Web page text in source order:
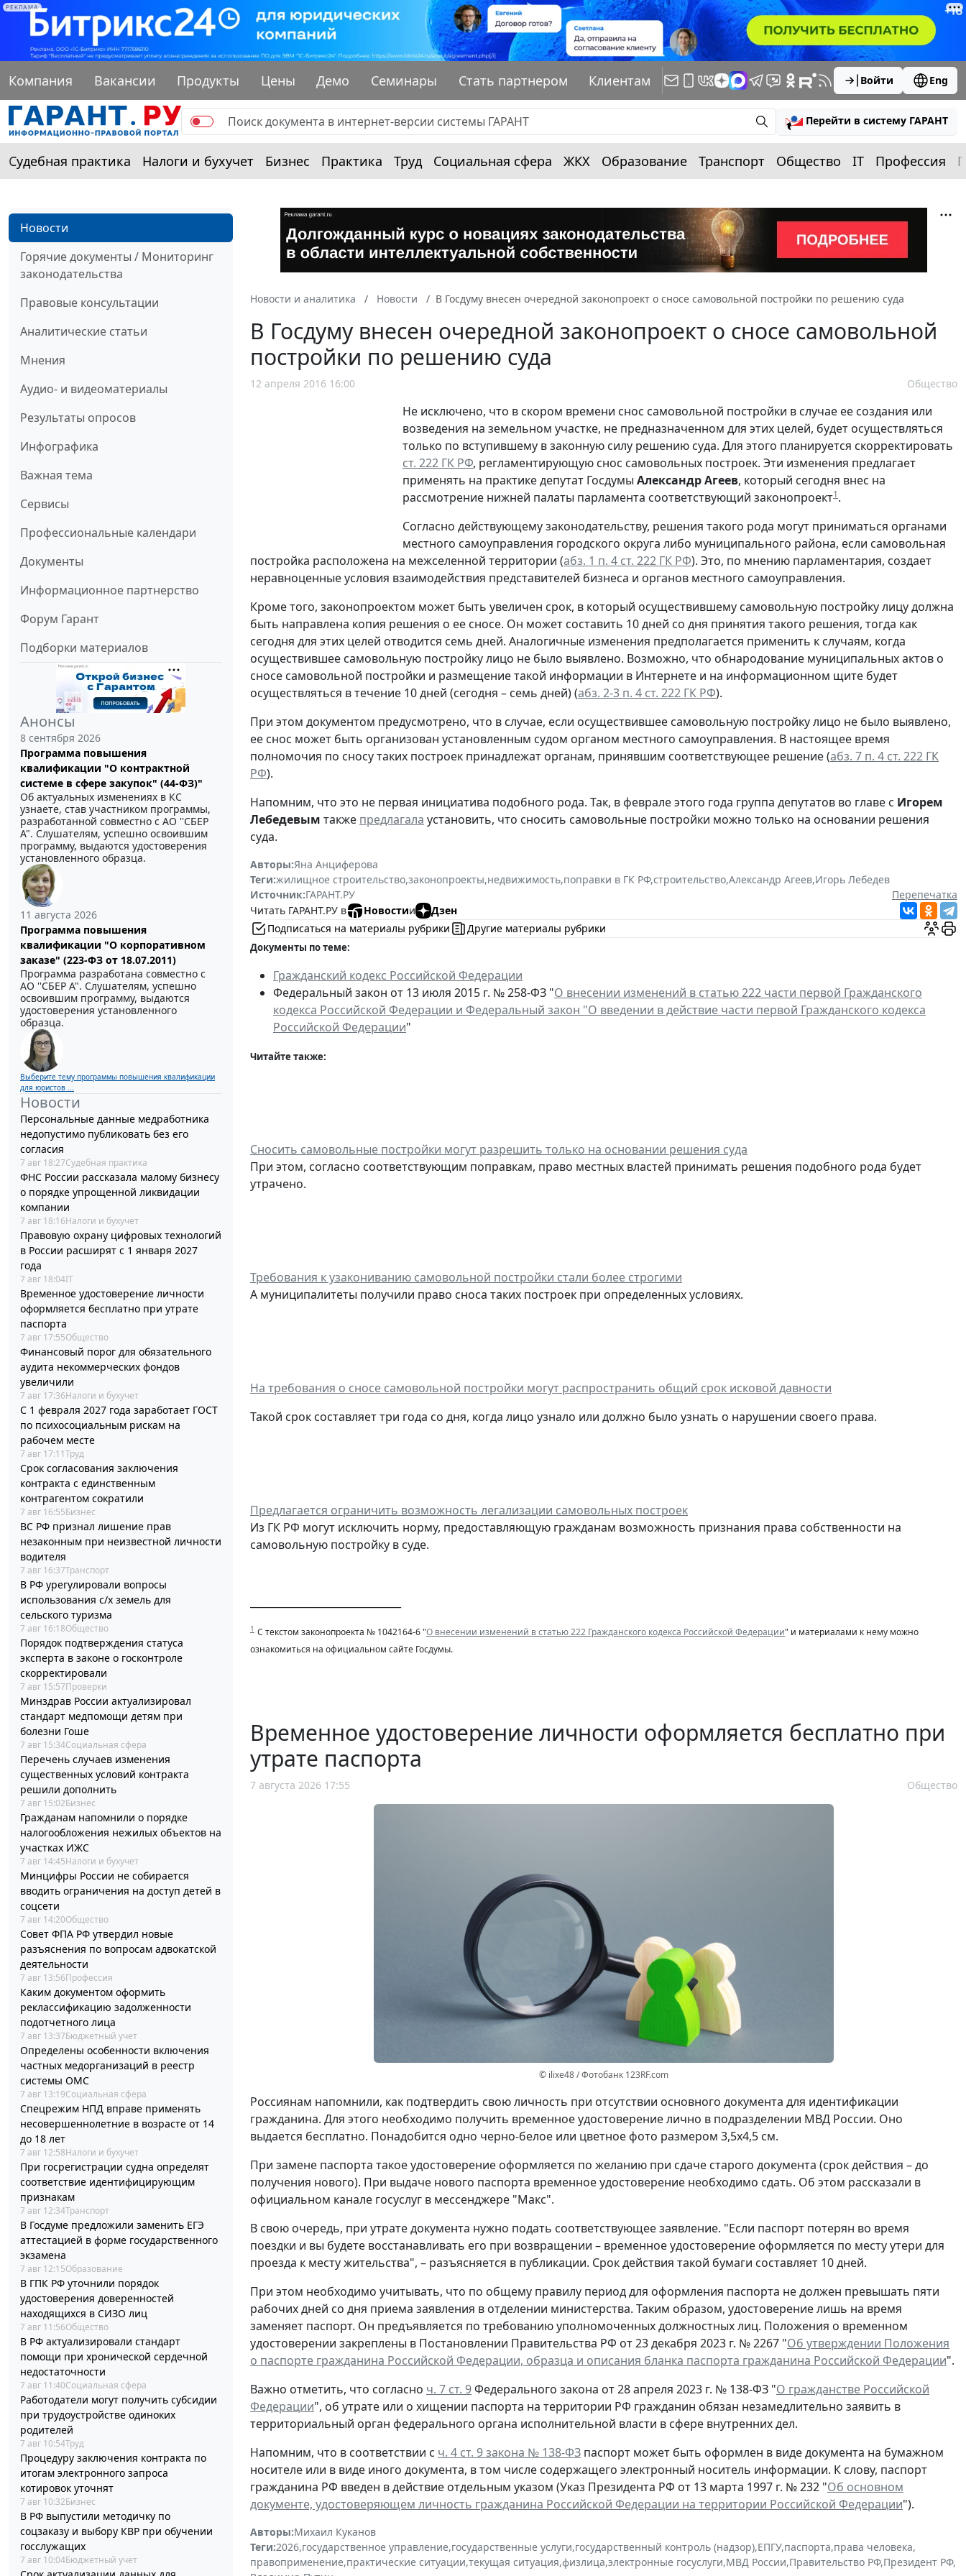
РЕКЛАМА
Компания Вакансии Продукты Цены Демо Семинары Стать партнером Клиентам Войти Eng
Перейти в систему ГАРАНТ
Судебная практика Налоги и бухучет Бизнес Практика Труд Социальная сфера ЖКХ Образование Транспорт Общество IT Профессия
Новости
Горячие документы / Мониторинг
законодательства
Правовые консультации
Аналитические статьи
Мнения
Аудио- и видеоматериалы
Результаты опросов
Инфографика
Важная тема
Сервисы
Профессиональные календари
Документы
Информационное партнерство
Форум Гарант
Подборки материалов
Анонсы
8 сентября 2026
Программа повышения
квалификации "О контрактной
системе в сфере закупок" (44-ФЗ)"
Об актуальных изменениях в КС
узнаете, став участником программы,
разработанной совместно с АО ''СБЕР
А". Слушателям, успешно освоившим
программу, выдаются удостоверения
установленного образца.
11 августа 2026
Программа повышения
квалификации "О корпоративном
заказе" (223-ФЗ от 18.07.2011)
Программа разработана совместно с
АО ''СБЕР А". Слушателям, успешно
освоившим программу, выдаются
удостоверения установленного
образца.
Выберите тему программы повышения квалификации
для юристов ...
Новости
Персональные данные медработника
недопустимо публиковать без его
согласия
7 авг 18:27Судебная практика
ФНС России рассказала малому бизнесу
о порядке упрощенной ликвидации
компании
7 авг 18:16Налоги и бухучет
Правовую охрану цифровых технологий
в России расширят с 1 января 2027
года
7 авг 18:04IT
Временное удостоверение личности
оформляется бесплатно при утрате
паспорта
7 авг 17:55Общество
Финансовый порог для обязательного
аудита некоммерческих фондов
увеличили
7 авг 17:36Налоги и бухучет
С 1 февраля 2027 года заработает ГОСТ
по психосоциальным рискам на
рабочем месте
7 авг 17:11Труд
Срок согласования заключения
контракта с единственным
контрагентом сократили
7 авг 16:55Бизнес
ВС РФ признал лишение прав
незаконным при неизвестной личности
водителя
7 авг 16:37Транспорт
В РФ урегулировали вопросы
использования с/х земель для
сельского туризма
7 авг 16:18Общество
Порядок подтверждения статуса
эксперта в законе о госконтроле
скорректировали
7 авг 15:57Проверки
Минздрав России актуализировал
стандарт медпомощи детям при
болезни Гоше
7 авг 15:34Социальная сфера
Перечень случаев изменения
существенных условий контракта
решили дополнить
7 авг 15:02Бизнес
Гражданам напомнили о порядке
налогообложения нежилых объектов на
участках ИЖС
7 авг 14:45Налоги и бухучет
Минцифры России не собирается
вводить ограничения на доступ детей в
соцсети
7 авг 14:20Общество
Совет ФПА РФ утвердил новые
разъяснения по вопросам адвокатской
деятельности
7 авг 13:56Профессия
Каким документом оформить
реклассификацию задолженности
подотчетного лица
7 авг 13:37Бюджетный учет
Определены особенности включения
частных медорганизаций в реестр
системы ОМС
7 авг 13:19Социальная сфера
Спецрежим НПД вправе применять
несовершеннолетние в возрасте от 14
до 18 лет
7 авг 12:58Налоги и бухучет
При госрегистрации судна определят
соответствие идентифицирующим
признакам
7 авг 12:34Транспорт
В Госдуме предложили заменить ЕГЭ
аттестацией в форме государственного
экзамена
7 авг 12:15Образование
В ГПК РФ уточнили порядок
удостоверения доверенностей
находящихся в СИЗО лиц
7 авг 11:56Общество
В РФ актуализировали стандарт
помощи при хронической сердечной
недостаточности
7 авг 11:40Социальная сфера
Работодатели могут получить субсидии
при трудоустройстве одиноких
родителей
7 авг 10:54Труд
Процедуру заключения контракта по
итогам электронного запроса
котировок уточнят
7 авг 10:32Бизнес
В РФ выпустили методичку по
соцзаказу и выбору КВР при обучении
госслужащих
7 авг 10:04Бюджетный учет
Новости и аналитика Новости В Госдуму внесен очередной законопроект о сносе самовольной постройки по решению суда
В Госдуму внесен очередной законопроект о сносе самовольной
постройки по решению суда
12 апреля 2016 16:00 Общество
Не исключено, что в скором времени снос самовольной постройки в случае ее создания или
возведения на земельном участке, не предназначенном для этих целей, будет осуществляться
только по вступившему в законную силу решению суда. Для этого планируется скорректировать
ст. 222 ГК РФ, регламентирующую снос самовольных построек. Эти изменения предлагает
применять на практике депутат Госдумы Александр Агеев, который сегодня внес на
рассмотрение нижней палаты парламента соответствующий законопроект1.
Согласно действующему законодательству, решения такого рода могут приниматься органами
местного самоуправления городского округа либо муниципального района, если самовольная
постройка расположена на межселенной территории (абз. 1 п. 4 ст. 222 ГК РФ). Это, по мнению парламентария, создает
неравноценные условия взаимодействия представителей бизнеса и органов местного самоуправления.
Кроме того, законопроектом может быть увеличен срок, в который осуществившему самовольную постройку лицу должна
быть направлена копия решения о ее сносе. Он может составить 10 дней со дня принятия такого решения, тогда как
сегодня для этих целей отводится семь дней. Аналогичные изменения предполагается применить к случаям, когда
осуществившее самовольную постройку лицо не было выявлено. Возможно, что обнародование муниципальных актов о
сносе самовольной постройки и размещение такой информации в Интернете и на информационном щите будет
осуществляться в течение 10 дней (сегодня – семь дней) (абз. 2-3 п. 4 ст. 222 ГК РФ).
При этом документом предусмотрено, что в случае, если осуществившее самовольную постройку лицо не было выявлено,
ее снос может быть организован установленным судом органом местного самоуправления. В настоящее время
полномочия по сносу таких построек принадлежат органам, принявшим соответствующее решение (абз. 7 п. 4 ст. 222 ГК
РФ).
Напомним, что это не первая инициатива подобного рода. Так, в феврале этого года группа депутатов во главе с Игорем
Лебедевым также предлагала установить, что сносить самовольные постройки можно только на основании решения
суда.
Авторы:Яна Анциферова
Теги:жилищное строительство,законопроекты,недвижимость,поправки в ГК РФ,строительство,Александр Агеев,Игорь Лебедев
Источник:ГАРАНТ.РУ
Перепечатка
Читать ГАРАНТ.РУ в
Новостии
Дзен
Подписаться на материалы рубрики
Другие материалы рубрики
Документы по теме:
Гражданский кодекс Российской Федерации
Федеральный закон от 13 июля 2015 г. № 258-ФЗ "О внесении изменений в статью 222 части первой Гражданского
кодекса Российской Федерации и Федеральный закон "О введении в действие части первой Гражданского кодекса
Российской Федерации"
Читайте также:
Сносить самовольные постройки могут разрешить только на основании решения суда
При этом, согласно соответствующим поправкам, право местных властей принимать решения подобного рода будет
утрачено.
Требования к узакониванию самовольной постройки стали более строгими
А муниципалитеты получили право сноса таких построек при определенных условиях.
На требования о сносе самовольной постройки могут распространить общий срок исковой давности
Такой срок составляет три года со дня, когда лицо узнало или должно было узнать о нарушении своего права.
Предлагается ограничить возможность легализации самовольных построек
Из ГК РФ могут исключить норму, предоставляющую гражданам возможность признания права собственности на
самовольную постройку в суде.
1 С текстом законопроекта № 1042164-6 "О внесении изменений в статью 222 Гражданского кодекса Российской Федерации" и материалами к нему можно
ознакомиться на официальном сайте Госдумы.
Временное удостоверение личности оформляется бесплатно при
утрате паспорта
7 августа 2026 17:55 Общество
© ilixe48 / Фотобанк 123RF.com
Россиянам напомнили, как подтвердить свою личность при отсутствии основного документа для идентификации
гражданина. Для этого необходимо получить временное удостоверение лично в подразделении МВД России. Оно
выдается бесплатно. Понадобится одно черно-белое или цветное фото размером 3,5x4,5 см.
При замене паспорта такое удостоверение оформляется по желанию при сдаче старого документа (срок действия – до
получения нового). При выдаче нового паспорта временное удостоверение необходимо сдать. Об этом рассказали в
официальном канале госуслуг в мессенджере "Макс".
В свою очередь, при утрате документа нужно подать соответствующее заявление. "Если паспорт потерян во время
поездки и вы будете восстанавливать его при возвращении – временное удостоверение оформляется по месту утери для
проезда к месту жительства", – разъясняется в публикации. Срок действия такой бумаги составляет 10 дней.
При этом необходимо учитывать, что по общему правилу период для оформления паспорта не должен превышать пяти
рабочих дней со дня приема заявления в отделении министерства. Таким образом, удостоверение лишь на время
заменяет паспорт. Он предъявляется по требованию уполномоченных должностных лиц. Положения о временном
удостоверении закреплены в Постановлении Правительства РФ от 23 декабря 2023 г. № 2267 "Об утверждении Положения
о паспорте гражданина Российской Федерации, образца и описания бланка паспорта гражданина Российской Федерации".
Важно отметить, что согласно ч. 7 ст. 9Федерального закона от 28 апреля 2023 г. № 138-ФЗ "О гражданстве Российской
Федерации", об утрате или о хищении паспорта на территории РФ гражданин обязан незамедлительно заявить в
территориальный орган федерального органа исполнительной власти в сфере внутренних дел.
Напомним, что в соответствии с ч. 4 ст. 9 закона № 138-ФЗ паспорт может быть оформлен в виде документа на бумажном
носителе или в виде иного документа, в том числе содержащего электронный носитель информации. К слову, паспорт
гражданина РФ введен в действие отдельным указом (Указ Президента РФ от 13 марта 1997 г. № 232 "Об основном
документе, удостоверяющем личность гражданина Российской Федерации на территории Российской Федерации").
Авторы:Михаил Куканов
Теги:2026,государственное управление,государственные услуги,государственный контроль (надзор),ЕПГУ,паспорта,права человека,
правоприменение,практические ситуации,текущая ситуация,физлица,электронные госуслуги,МВД России,Правительство РФ,Президент РФ,